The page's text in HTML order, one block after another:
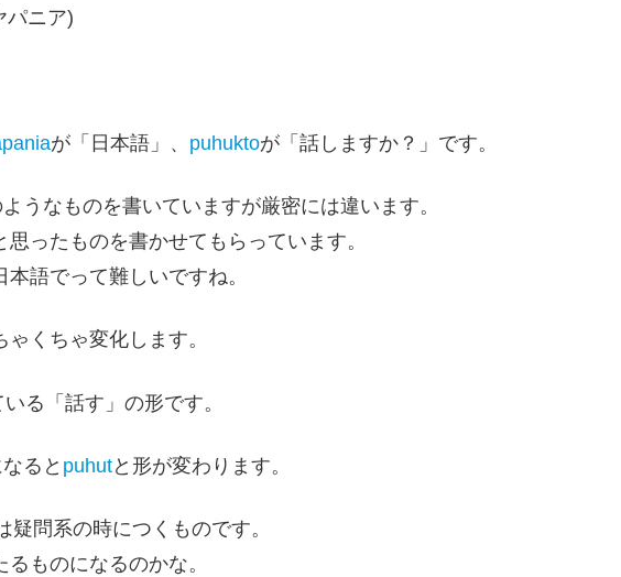
パニア)
が「日本語」、 puhuktoが「話しますか？」です。
うなものを書いていますが厳密には違います。
ったものを書かせてもらっています。
語でって難しいですね。
くちゃ変化します。
る「話す」の形です。
ると puhutと形が変わります。
疑問系の時につくものです。
るものになるのかな。